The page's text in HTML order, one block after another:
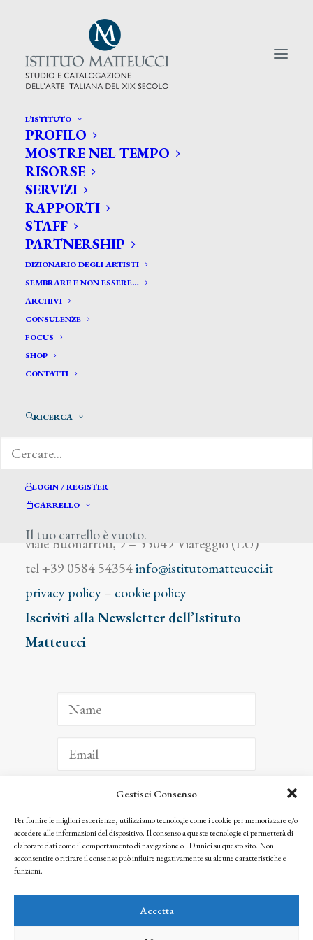
Gestisci Consenso
Per fornire le migliori esperienze, utilizziamo tecnologie come i cookie per memorizzare e/o
accedere alle informazioni del dispositivo. Il consenso a queste tecnologie ci permetterà di
elaborare dati come il comportamento di navigazione o ID unici su questo sito. Non
acconsentire o ritirare il consenso può influire negativamente su alcune caratteristiche e
funzioni.
Accetta
L’ISTITUTO
PROFILO
MOSTRE NEL TEMPO
RISORSE
SERVIZI
RAPPORTI
STAFF
PARTNERSHIP
DIZIONARIO DEGLI ARTISTI
SEMBRARE E NON ESSERE…
ARCHIVI
CONSULENZE
FOCUS
SHOP
CONTATTI
RICERCA
LOGIN / REGISTER
CARRELLO
Il tuo carrello è vuoto.
CERCA TRA GLI ARTISTI:
Search
for:
Andreini Ferdinando
viale Buonarroti, 9 – 55049 Viareggio (LU)
tel +39 0584 54354info@istitutomatteucci.it
privacy policy– cookie policy
Iscriviti alla Newsletter dell’Istituto
Matteucci
ISCRIVITI
Facendo clic per iscriverti, riconosci che le tue informazioni saranno trattate
seguendo la nostra Privacy Policy
© 2025 Istituto Matteucci. All right reserved
l’autorizzazione scritta dei proprietari dei diritti e dell’Istituto Matteucci